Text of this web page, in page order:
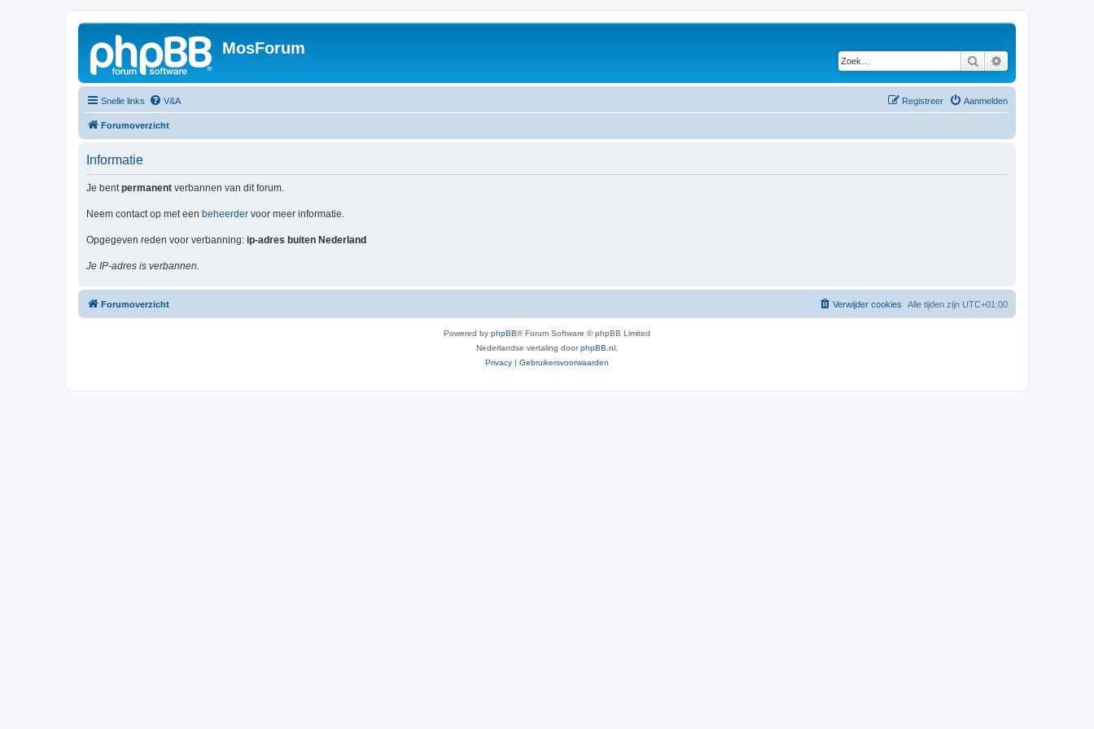
MosForum
Zoek
Snelle links V&A Aanmelden
Registreer
Forumoverzicht
Informatie
Je bentpermanent verbannen van dit forum.
Neem contact op met een beheerder voor meer informatie.
Opgegeven reden voor verbanning: ip-adres buiten Nederland
Je IP-adres is verbannen.
Forumoverzicht Alle tijden zijn UTC+01:00
Verwijder cookies
Powered by phpBB® Forum Software © phpBB Limited
Nederlandse vertaling doorphpBB.nl
Privacy | Gebruikersvoorwaarden